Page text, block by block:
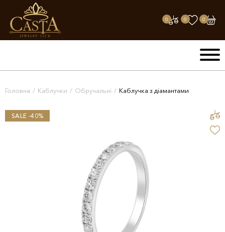
0 0 0
Головна / Каблучки / Обручальні / Каблучка з діамантами
SALE -40%